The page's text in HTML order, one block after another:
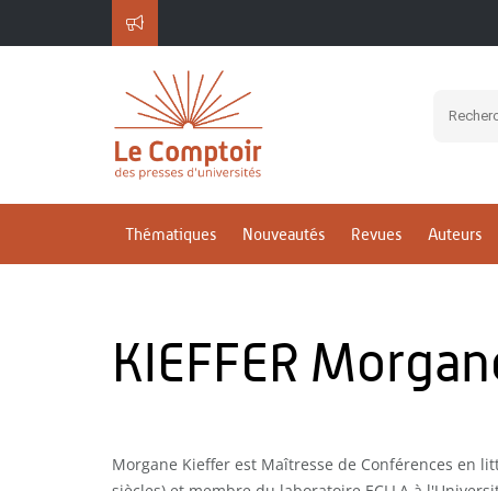
Thématiques Nouveautés Revues Auteurs
KIEFFER
Morgane Kieffer est Maîtresse de Conférences en